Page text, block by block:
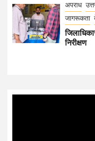
अपराध
जागरूकता
निरीक्षण